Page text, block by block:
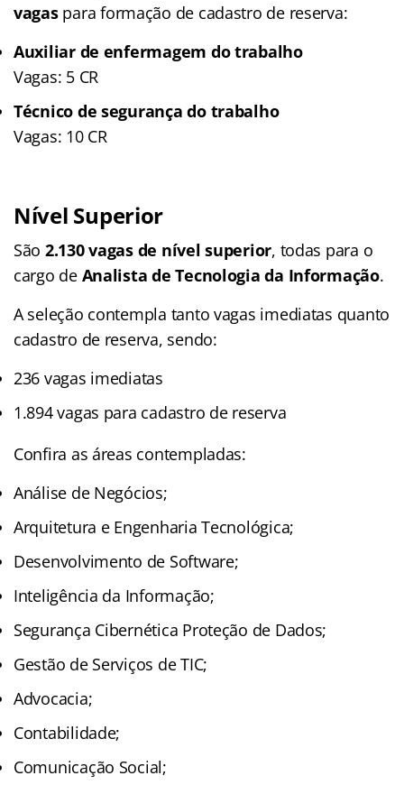
vagas para formação de cadastro de reserva:
Auxiliar de enfermagem do trabalho
Vagas: 5 CR
Técnico de segurança do trabalho
Vagas: 10 CR
Nível Superior
São 2.130 vagas de nível superior, todas para o
cargo de Analista de Tecnologia da Informação.
A seleção contempla tanto vagas imediatas quanto
cadastro de reserva, sendo:
236 vagas imediatas
1.894 vagas para cadastro de reserva
Confira as áreas contempladas:
Análise de Negócios;
Arquitetura e Engenharia Tecnológica;
Desenvolvimento de Software;
Inteligência da Informação;
Segurança Cibernética Proteção de Dados;
Gestão de Serviços de TIC;
Advocacia;
Contabilidade;
Comunicação Social;